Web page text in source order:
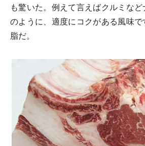
も驚いた。例えて言えばクルミな
のように、適度にコクがある風味
脂だ。